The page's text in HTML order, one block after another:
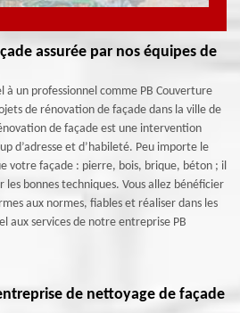
assurée par nos équipes de
à un professionnel comme PB Couverture
de rénovation de façade dans la ville de
de façade est une intervention
d’adresse et d’habileté. Peu importe le
votre façade : pierre, bois, brique, béton ; il
les bonnes techniques. Vous allez bénéficier
aux normes, fiables et réaliser dans les
aux services de notre entreprise PB
de nettoyage de façade